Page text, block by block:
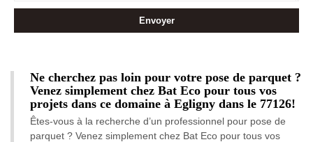
Ne cherchez pas loin pour votre pose de parquet ?
Venez simplement chez Bat Eco pour tous vos
projets dans ce domaine à Egligny dans le 77126!
Êtes-vous à la recherche d’un professionnel pour pose de
parquet ? Venez simplement chez Bat Eco pour tous vos